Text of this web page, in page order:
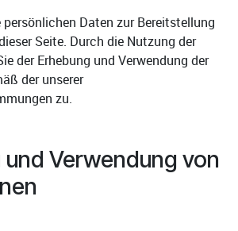
persönlichen Daten zur Bereitstellung
Seite. Durch die Nutzung der
der Erhebung und Verwendung der
der unserer
zu.
Verwendung von